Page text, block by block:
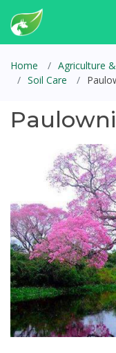
Home Agriculture
Soil Care